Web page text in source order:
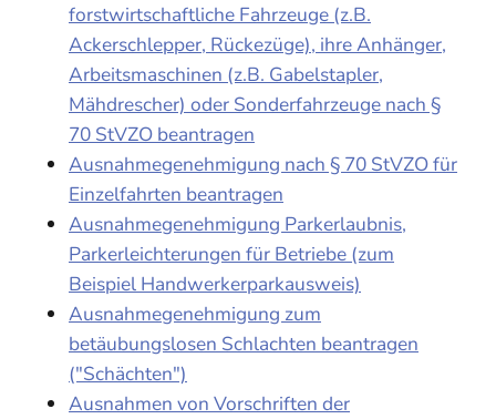
forstwirtschaftliche Fahrzeuge (z.B.
Ackerschlepper, Rückezüge), ihre Anhänger,
Arbeitsmaschinen (z.B. Gabelstapler,
Mähdrescher) oder Sonderfahrzeuge nach §
70 StVZO beantragen
Ausnahmegenehmigung nach § 70 StVZO für
Einzelfahrten beantragen
Ausnahmegenehmigung Parkerlaubnis,
Parkerleichterungen für Betriebe (zum
Beispiel Handwerkerparkausweis)
Ausnahmegenehmigung zum
betäubungslosen Schlachten beantragen
("Schächten")
Ausnahmen von Vorschriften der